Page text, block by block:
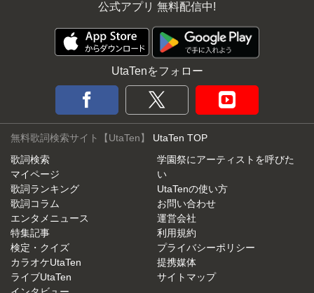
公式アプリ 無料配信中!
UtaTenをフォロー
無料歌詞検索サイト【UtaTen】 UtaTen TOP
歌詞検索
マイページ
歌詞ランキング
歌詞コラム
エンタメニュース
特集記事
検定・クイズ
カラオケUtaTen
ライブUtaTen
学園祭にアーティストを呼びた
い
UtaTenの使い方
お問い合わせ
運営会社
利用規約
プライバシーポリシー
提携媒体
サイトマップ